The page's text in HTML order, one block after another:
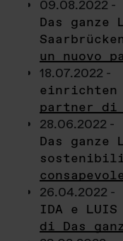
09.08.2022 -
Das ganze
un nuovo
18.07.2022 -
einrichten
partner di
28.06.2022 -
Das ganze
26.04.2022 -
IDA e
di Das